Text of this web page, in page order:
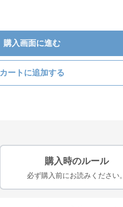
購入画面に進む
カートに追加する
購入時のルール
必ず購入前にお読みください。